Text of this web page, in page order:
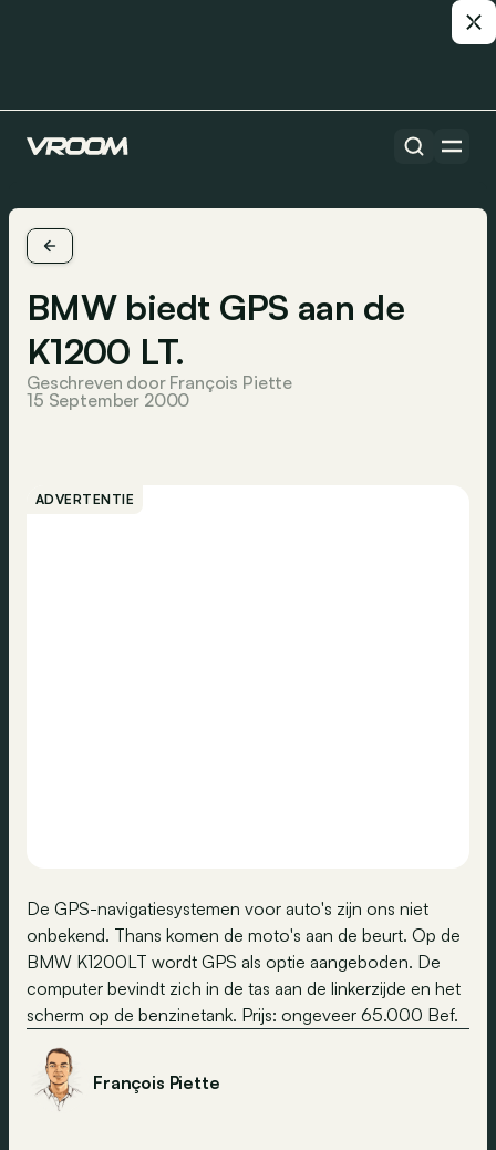
BMW biedt GPS aan de
K1200 LT.
Geschreven door François Piette
15 September 2000
ADVERTENTIE
De GPS-navigatiesystemen voor auto's zijn ons niet
onbekend. Thans komen de moto's aan de beurt. Op de
BMW K1200LT wordt GPS als optie aangeboden. De
computer bevindt zich in de tas aan de linkerzijde en het
scherm op de benzinetank. Prijs: ongeveer 65.000 Bef.
François Piette